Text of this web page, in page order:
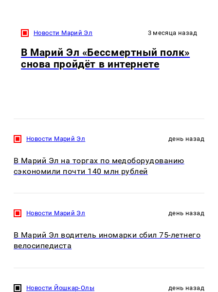
Новости Марий Эл 3 месяца назад
В Марий Эл «Бессмертный полк»
снова пройдёт в интернете
Новости Марий Эл день назад
В Марий Эл на торгах по медоборудованию
сэкономили почти 140 млн рублей
Новости Марий Эл день назад
В Марий Эл водитель иномарки сбил 75-летнего
велосипедиста
Новости Йошкар-Олы день назад